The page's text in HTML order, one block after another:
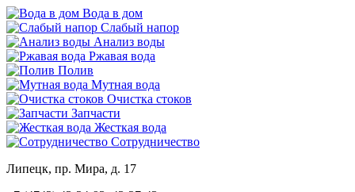
Вода в дом
Слабый напор
Анализ воды
Ржавая вода
Полив
Мутная вода
Очистка стоков
Запчасти
Жесткая вода
Сотрудничество
Липецк, пр. Мира, д. 17